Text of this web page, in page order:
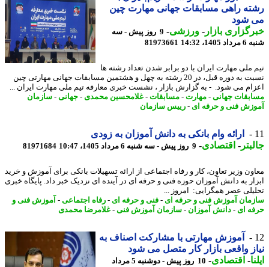
راهی مسابقات جهانی مهارت چین
شود
بازار- ورزشی-
9 روز پیش - سه
14:32
81973661
ملی مهارت ایران با دو برابر شدن تعداد رشته ها
نسبت به دوره قبل، در 20 رشته به چهل و هشتمین مسابقات جهانی مهارتی چین
می شود. - به گزارش بازار ، نشست خبری معارفه تیم ملی مهارت ایران ...
جهانی-مهارت- مسابقات-غلامحسین محمدی-جهانی-سازمان
فنی و حرفه ای- رییس سازمان
ارائه وام بانکی به دانش آموزان به زودی
-اقتصادی-9 روز پیش - سه شنبه 6 مرداد 1405، 10:47 81971684
وزیر تعاون، کار و رفاه اجتماعی از ارائه تسهیلات بانکی برای آموزش و خرید
به دانش آموزان حوزه فنی و حرفه ای در آینده ای نزدیک خبر داد. پایگاه خبری
عصر همگرایی: امروز ...
آموزش فنی و حرفه ای- فنی و حرفه ای- رفاه اجتماعی-آموزش فنی و
ای- دانش آموزان- سازمان آموزش فنی -غلامرضا محمدی
آموزش مهارتی با مشارکت اصناف به
واقعی بازار کار متصل می شود
-اقتصادی-
10 روز پیش - دوشنبه 5 مرداد